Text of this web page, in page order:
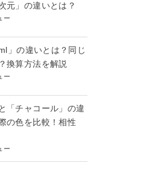
元」の違いとは？
ー
」の違いとは？同じ
換算方法を解説
ー
「チャコール」の違
の色を比較！相性
ー